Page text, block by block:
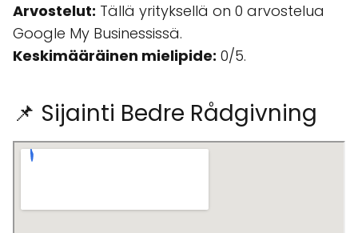
Arvostelut: Tällä yrityksellä on 0 arvostelua
Google My Businessissä.
Keskimääräinen mielipide: 0/5.
📌 Sijainti Bedre Rådgivning